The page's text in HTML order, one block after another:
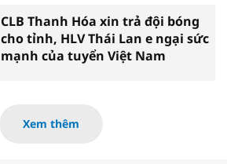
CLB Thanh Hóa xin trả đội bóng
cho tỉnh, HLV Thái Lan e ngại sức
mạnh của tuyển Việt Nam
Xem thêm